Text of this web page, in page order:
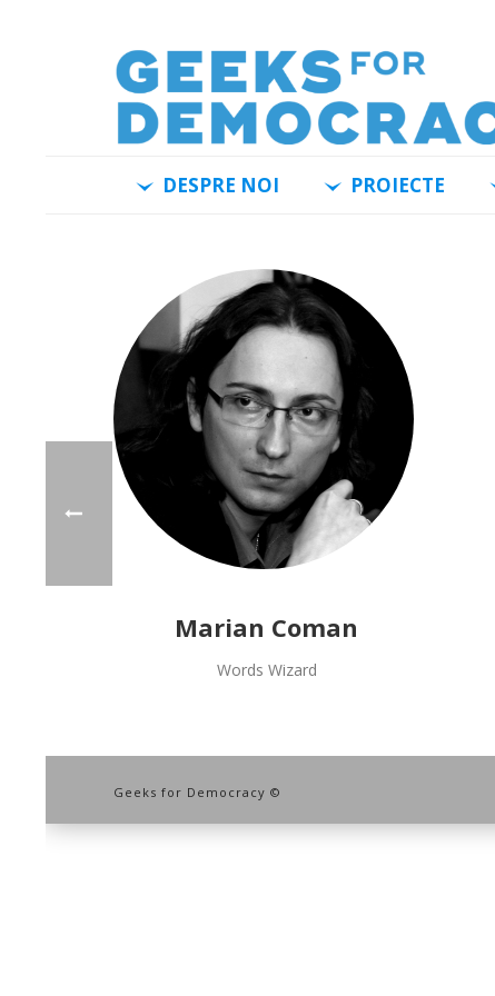
DESPRE NOI PROIECTE
Marian Coman
Words Wizard
Geeks for Democracy ©